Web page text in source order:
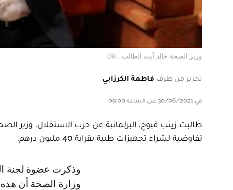
وزير الصحة خالد آيت الطالب . DR
تحرير من طرف فاطمة الكرزابي
في 30/06/2021 على الساعة 09:00
طالبت زينب قيوح، البرلمانية عن حزب الاستقلال، وزير
تفاوضية لشراء تجهيزات طبية بقرابة 40 مليون درهم.
وذكرت عضوة لجنة القطاعات الإنتاجبية بمجلس النواب، في سؤال موجه إلى
وزارة الصحة أن هذه